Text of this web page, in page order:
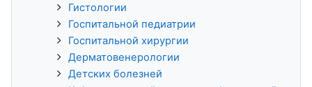
Гистологии
Госпитальной педиатрии
Госпитальной хирургии
Дерматовенерологии
Детских болезней